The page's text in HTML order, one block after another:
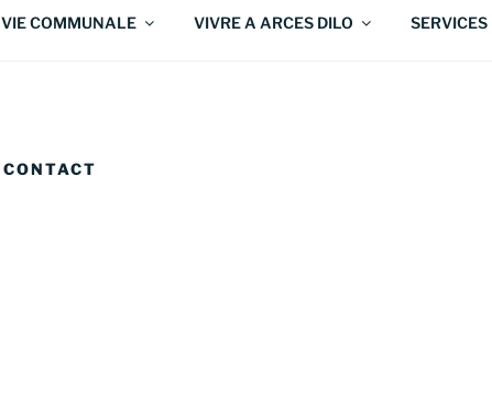
VIE COMMUNALE VIVRE A ARCES DILO SERVICES
CONTACT